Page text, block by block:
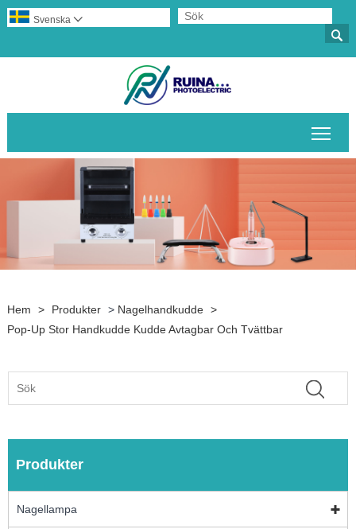

Svenska 
Hem > Produkter > Nagelhandkudde >
Pop-Up Stor Handkudde Kudde Avtagbar Och Tvättbar
Produkter
Nagellampa